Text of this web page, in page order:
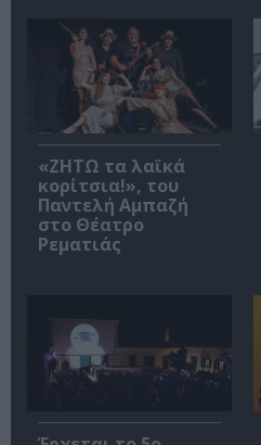
«ΖΗΤΩ τα λαϊκά
κορίτσια!», του
Παντελή Αμπαζή
στο Θέατρο
Ρεματιάς